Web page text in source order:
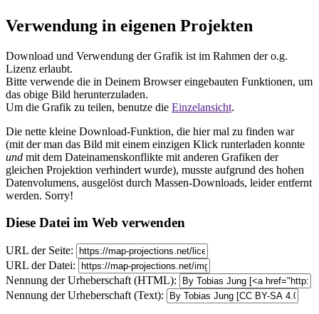
Verwendung in eigenen Projekten
Download und Verwendung der Grafik ist im Rahmen der o.g.
Lizenz erlaubt.
Bitte verwende die in Deinem Browser eingebauten Funktionen, um
das obige Bild herunterzuladen.
Um die Grafik zu teilen, benutze die Einzelansicht.
Die nette kleine Download-Funktion, die hier mal zu finden war
(mit der man das Bild mit einem einzigen Klick runterladen konnte
und mit dem Dateinamenskonflikte mit anderen Grafiken der
gleichen Projektion verhindert wurde), musste aufgrund des hohen
Datenvolumens, ausgelöst durch Massen-Downloads, leider entfernt
werden. Sorry!
Diese Datei im Web verwenden
URL der Seite:
URL der Datei:
Nennung der Urheberschaft (HTML):
Nennung der Urheberschaft (Text):